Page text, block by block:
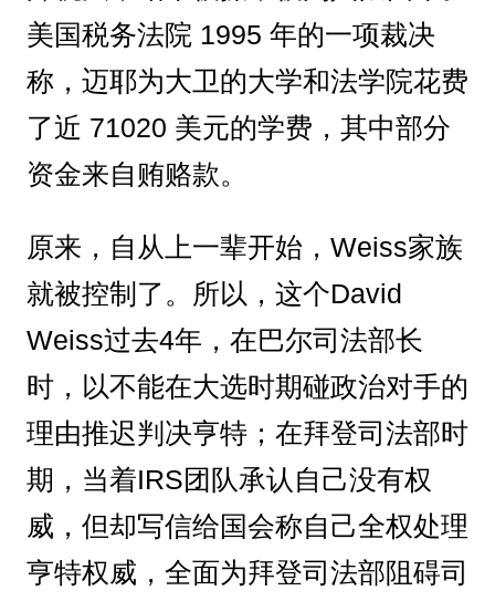
美国税务法院 1995 年的一项裁决
称，迈耶为大卫的大学和法学院花费
了近 71020 美元的学费，其中部分
资金来自贿赂款。
原来，自从上一辈开始，Weiss家族
就被控制了。所以，这个David
Weiss过去4年，在巴尔司法部长
时，以不能在大选时期碰政治对手的
理由推迟判决亨特；在拜登司法部时
期，当着IRS团队承认自己没有权
威，但却写信给国会称自己全权处理
亨特权威，全面为拜登司法部阻碍司